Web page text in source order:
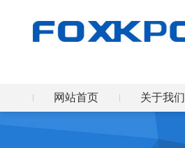
网站首页 关于我们